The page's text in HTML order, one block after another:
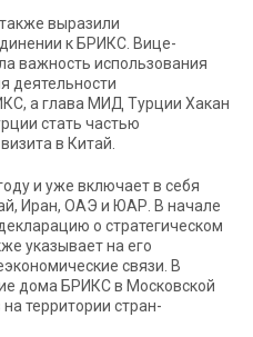
выразили
к БРИКС. Вице-
важность использования
деятельности
а глава МИД Турции Хакан
стать частью
в Китай.
и уже включает в себя
Иран, ОАЭ и ЮАР. В начале
о стратегическом
указывает на его
связи. В
дома БРИКС в Московской
территории стран-